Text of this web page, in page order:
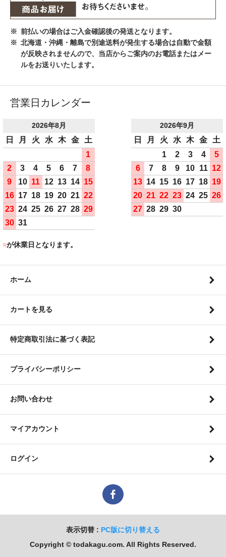
前払いの場合はご入金確認後の発送となります。
北海道・沖縄・離島で別途送料が発生する場合は自動で金額
が反映されませんので、当店からご案内のお電話またはメー
ルをお送りいたします。
営業日カレンダー
2026年8月
日 月 火 水 木 金
土
1
2
3 4 5 6 7
8
9
10 11 12 13 14 15
16 17 18 19 20 21 22
23 24 25 26 27 28 29
30 31
2026年9月
日 月 火 水 木 金
土
1
2 3 4
5
6
7 8 9 10 11 12
13 14 15 16 17 18 19
20 21 22 23 24 25 26
27 28 29 30
■が休業日となります。
ホーム
カートを見る
特定商取引法に基づく表記
プライバシーポリシー
お問い合わせ
マイアカウント
ログイン
表示切替 : PC版に切り替える
Copyright © todakagu.com. All Rights Reserved.